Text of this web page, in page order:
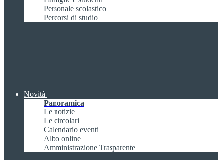
Personale scolastico
Percorsi di studio
Novità
Panoramica
Le notizie
Le circolari
Calendario eventi
Albo online
Amministrazione Trasparente